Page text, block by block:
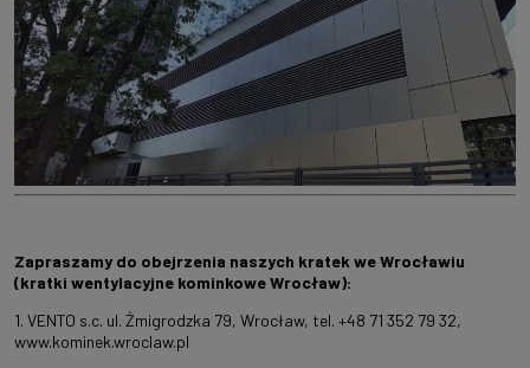
Zapraszamy do obejrzenia naszych kratek we Wrocławiu
(kratki wentylacyjne kominkowe Wrocław):
1. VENTO s.c. ul. Żmigrodzka 79, Wrocław, tel. +48 71 352 79 32,
www.kominek.wroclaw.pl